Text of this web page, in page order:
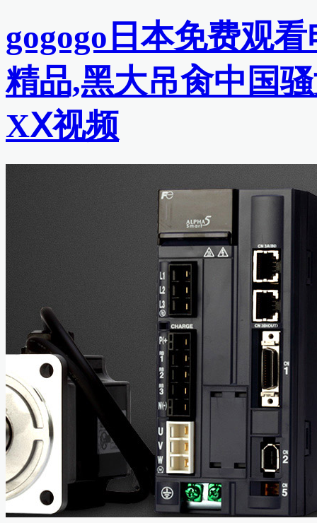
gogogo日本免费观
精品,黑大吊肏中国
XⅩ视频